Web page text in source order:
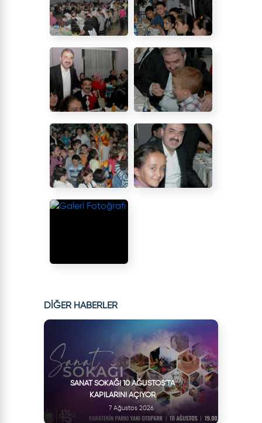
DİĞER HABERLER
SANAT SOKAĞI 10 AĞUSTOS’TA
KAPILARINI AÇIYOR
7 Ağustos 2026